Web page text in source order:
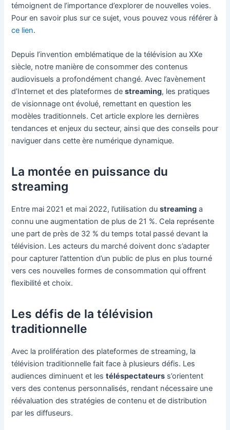
témoignent de l’importance d’explorer de nouvelles voies.
Pour en savoir plus sur ce sujet, vous pouvez vous référer à
ce lien.
Depuis l’invention emblématique de la télévision au XXe
siècle, notre manière de consommer des contenus
audiovisuels a profondément changé. Avec l’avènement
d’Internet et des plateformes destreaming, les pratiques
de visionnage ont évolué, remettant en question les
modèles traditionnels. Cet article explore les dernières
tendances et enjeux du secteur, ainsi que des conseils pour
naviguer dans cette ère numérique dynamique.
La montée en puissance du
streaming
Entre mai 2021 et mai 2022, l’utilisation dustreaming a
connu une augmentation de plus de 21 %. Cela représente
une part de près de 32 % du temps total passé devant la
télévision. Les acteurs du marché doivent donc s’adapter
pour capturer l’attention d’un public de plus en plus tourné
vers ces nouvelles formes de consommation qui offrent
flexibilité et choix.
Les défis de la télévision
traditionnelle
Avec la prolifération des plateformes de streaming, la
télévision traditionnelle fait face à plusieurs défis. Les
audiences diminuent et lestéléspectateurs s’orientent
vers des contenus personnalisés, rendant nécessaire une
réévaluation des stratégies de contenu et de distribution
par les diffuseurs.